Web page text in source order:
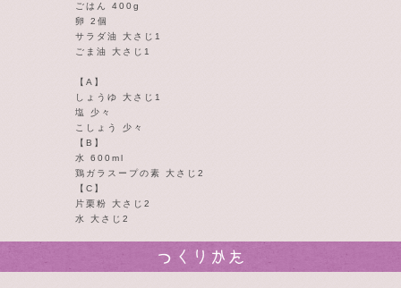
ごはん 400g
卵 2個
サラダ油 大さじ1
ごま油 大さじ1
【A】
しょうゆ 大さじ1
塩 少々
こしょう 少々
【B】
水 600ml
鶏ガラスープの素 大さじ2
【C】
片栗粉 大さじ2
水 大さじ2